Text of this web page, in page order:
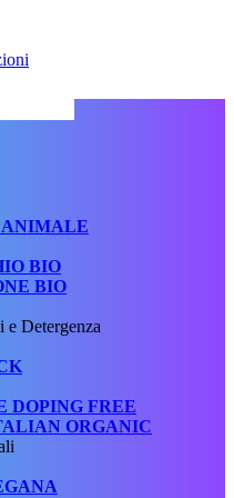
ANIMALE
BIO
BIO
e Detergenza
DOPING FREE
ORGANIC